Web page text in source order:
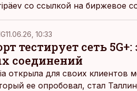
со ссылкой на биржевое
11.06.26, 10:33
тестирует сеть
соединений
открыла для своих клиентов
ее опробовал, стал